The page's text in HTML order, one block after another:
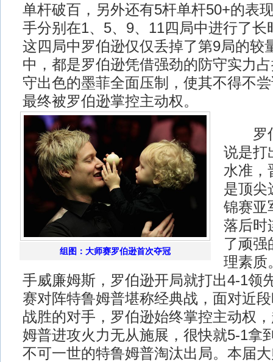
单杆破百，另外还有5杆单杆50+的表
手分别在1、5、9、11四局中进行了长
这四局中罗伯逊仅仅丢掉了第9局的较
中，都是罗伯逊凭借强劲的防守实力
守出色的墨菲全面压制，使其不得不
最终被罗伯逊掌控主动权。
组图：大师赛罗伯逊首次夺冠
罗伯
说是打
水准，
是顶尖
锦赛亚
落后时
了顽强
理素质
手威廉姆斯，罗伯逊开局就打出4-1领
赛对阵特鲁姆普堪称经典战，面对近
战胜的对手，罗伯逊始终掌控主动权
姆普进攻火力无从施展，很快就5-1拿
不可一世的特鲁姆普淘汰出局。本届